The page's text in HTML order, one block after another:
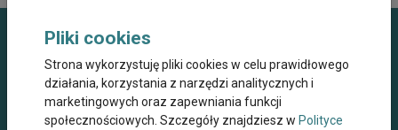
Pliki cookies
Strona wykorzystuję pliki cookies w celu prawidłowego
działania, korzystania z narzędzi analitycznych i
marketingowych oraz zapewniania funkcji
społecznościowych. Szczegóły znajdziesz w Polityce
Dane kontaktowe
Miejskie Centrum Opieki dla Osób Starszych,
Przewlekle Niepełnosprawnych oraz
Niesamodzielnych w Krakowie